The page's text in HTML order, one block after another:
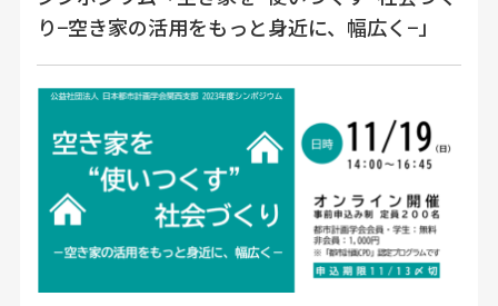
り−空き家の活用をもっと身近に、幅広く−」